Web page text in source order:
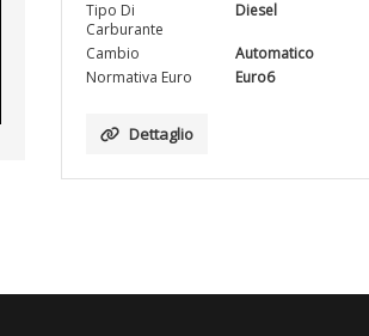
Tipo Di
Carburante
Diesel
Cambio
Automatico
Normativa Euro
Euro6
Dettaglio